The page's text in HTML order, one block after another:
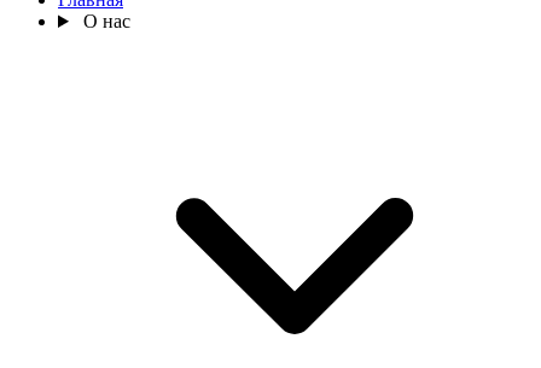
О нас